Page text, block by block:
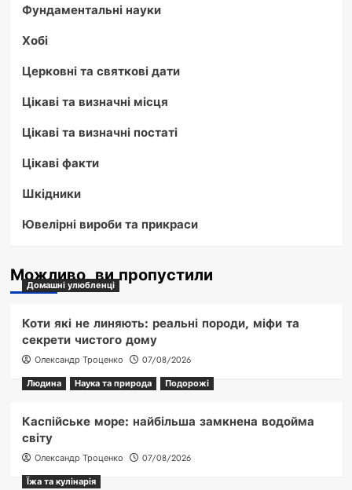
Фундаментальні науки
Хобі
Церковні та святкові дати
Цікаві та визначні місця
Цікаві та визначні постаті
Цікаві факти
Шкідники
Ювелірні вироби та прикраси
Можливо, ви пропустили
Домашні улюбленці
Коти які не линяють: реальні породи, міфи та
секрети чистого дому
Олександр Троценко
07/08/2026
Людина
Наука та природа Подорожі
Каспійське море: найбільша замкнена водойма
світу
Олександр Троценко
07/08/2026
Їжа та кулінарія